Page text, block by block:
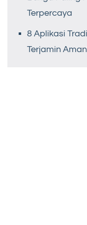
Terpercaya
8 Aplikasi
Terjamin